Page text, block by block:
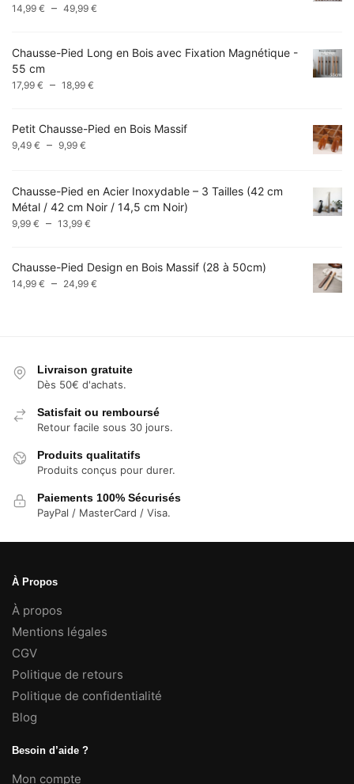
14,99 € – 49,99 €
14,99 €
Chausse-Pied Long en Bois avec Fixation Magnétique -
55 cm
17,99 € – 18,99 €
17,99 €
Petit Chausse-Pied en Bois Massif
9,49 € – 9,99 €
9,49 €
à
9,99 €
Chausse-Pied en Acier Inoxydable – 3 Tailles (42 cm
Métal / 42 cm Noir / 14,5 cm Noir)
9,99 € – 13,99 €
9,99 €
à
Chausse-Pied Design en Bois Massif (28 à 50cm)
14,99 € – 24,99 €
Livraison gratuite
Dès 50€ d'achats.
Satisfait ou remboursé
Retour facile sous 30 jours.
Produits qualitatifs
Produits conçus pour durer.
Paiements 100% Sécurisés
PayPal / MasterCard / Visa.
À Propos
À propos
Mentions légales
CGV
Politique de retours
Politique de confidentialité
Blog
Besoin d’aide ?
Mon compte